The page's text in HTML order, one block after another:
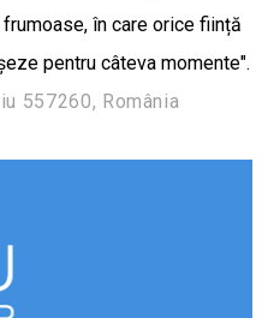
în care orice ființă
pentru câteva momente".
557260, România